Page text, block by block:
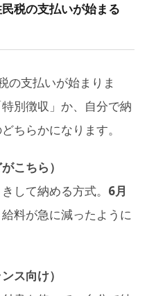
税の支払いが始まる
の支払いが始まりま
別徴収」か、自分で納
ちらかになります。
こちら）
して納める方式。 6月
料が急に減ったように
ス向け）